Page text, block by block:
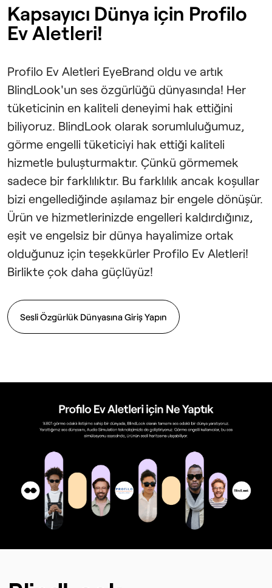
Kapsayıcı Dünya için Profilo
Ev Aletleri!
Profilo Ev Aletleri EyeBrand oldu ve artık
BlindLook'un ses özgürlüğü dünyasında! Her
tüketicinin en kaliteli deneyimi hak ettiğini
biliyoruz. BlindLook olarak sorumluluğumuz,
görme engelli tüketiciyi hak ettiği kaliteli
hizmetle buluşturmaktır. Çünkü görmemek
sadece bir farklılıktır. Bu farklılık ancak koşullar
bizi engellediğinde aşılamaz bir engele dönüşür.
Ürün ve hizmetlerinizde engelleri kaldırdığınız,
eşit ve engelsiz bir dünya hayalimize ortak
olduğunuz için teşekkürler Profilo Ev Aletleri!
Birlikte çok daha güçlüyüz!
Sesli Özgürlük Dünyasına Giriş Yapın